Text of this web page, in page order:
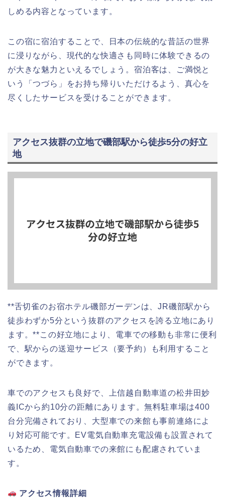
しめる内容となっています。
この宿に宿泊することで、日本の伝統的な昔話の世界
に浸りながら、現代的な快適さも同時に体験できるの
が大きな魅力といえるでしょう。宿泊客は、ご満悦と
いう「つづら」をお持ち帰りいただけるよう、真心を
尽くしたサービスを受けることができます。
アクセス抜群の立地で磯部駅から徒歩5分の好立
地
**舌切雀のお宿ホテル磯部ガーデンは、JR磯部駅から
徒歩わずか5分という抜群のアクセスを誇る立地にあり
ます。**この好立地により、電車での移動も非常に便利
で、駅からの送迎サービス（要予約）も利用すること
ができます。
車でのアクセスも良好で、上信越自動車道の松井田妙
義ICから約10分の距離にあります。無料駐車場は400
台分完備されており、大型車での来館も事前連絡によ
り対応可能です。EV電気自動車充電設備も設置されて
いるため、電気自動車での来館にも配慮されていま
す。
アクセス情報詳細